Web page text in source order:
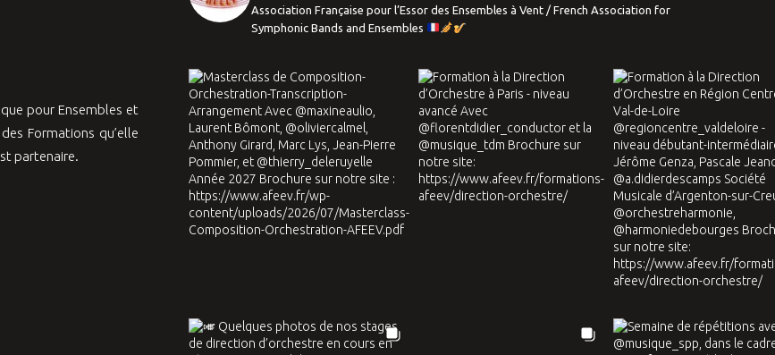
pour Ensembles et
Formations qu’elle
partenaire.
Association Française pour l’Essor des Ensembles à Vent / French Association for
Symphonic Bands and Ensembles